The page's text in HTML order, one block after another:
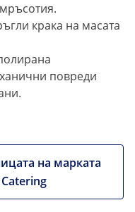
крака на масата
повреди
на марката